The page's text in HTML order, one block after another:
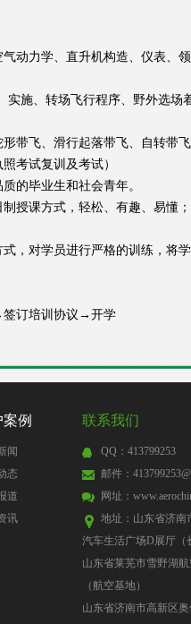
动力学、直升机构造、仪表、领
施、转场飞行程序、野外选场
带飞、滑行起落带飞、自转带
考试复训及考试）
的毕业生和社会青年。
授课方式，轻松、有趣、易懂
，对学员进行严格的训练，将
订培训协议→开学
例
闻
态
道
讯
联系我们
QQ：413799253
邮件：
网址：
地址：山东省济南
汽车生活广场D展厅（
山东省莱芜市雪野湖
（航空基地）
山东省济南市高新区